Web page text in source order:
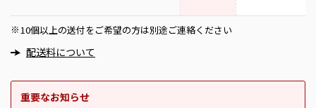
※ 10個以上の送付をご希望の方は別途ご連絡ください
配送料について
重要なお知らせ